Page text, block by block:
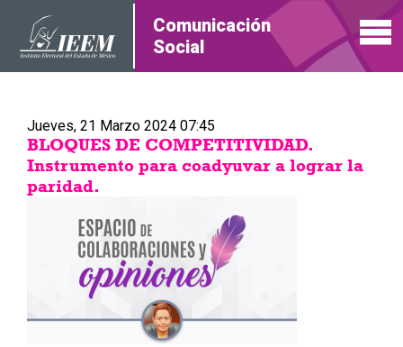
Comunicación
Social
Jueves, 21 Marzo 2024 07:45
BLOQUES DE COMPETITIVIDAD.
Instrumento para coadyuvar a lograr la
paridad.